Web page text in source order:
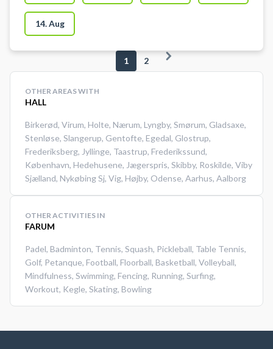
håndbold, basket og badminton.
Der er net og mål til rådighed. Der
er mulighed for gratis parkering
ved booking af hallen i
Læringshuset i Hedehusene.
14. Aug
1 2
OTHER AREAS WITH
HALL
Birkerød, Virum, Holte, Nærum, Lyngby, Smørum, Gladsaxe,
Stenløse, Slangerup, Gentofte, Egedal, Glostrup,
Frederiksberg, Jyllinge, Taastrup, Frederikssund,
København, Hedehusene, Jægerspris, Skibby, Roskilde, Viby
Sjælland, Nykøbing Sj, Vig, Højby, Odense, Aarhus, Aalborg
OTHER ACTIVITIES IN
FARUM
Padel, Badminton, Tennis, Squash, Pickleball, Table Tennis,
Golf, Petanque, Football, Floorball, Basketball, Volleyball,
Mindfulness, Swimming, Fencing, Running, Surfing,
Workout, Kegle, Skating, Bowling